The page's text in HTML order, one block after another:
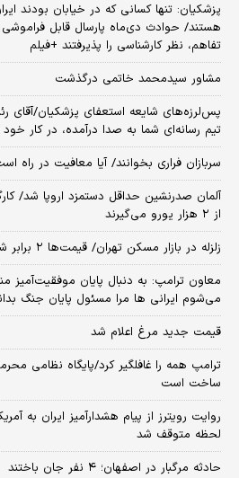
پزشکیان: تنها کسانی که در خیابان بودند
هستند/ حوادث دی‌ماه پارسال قابل
تفاهم، نظر کارشناسی را پذیرفتند +فیلم
مشاور سیدمحمد خاتمی درگذشت
پس‌لرزه‌های شایعه استعفای پزشکیان/آقای
تیم رسانه‌ای شما به صدا درآمده، در کار
سربازان فراری بخوانند/ آیا معافیت در راه
آلمان صدرنشین حداقل دستمزد اروپا شد/
از ۲ هزار یورو می‌گیرند
زلزله در بازار مسکن تهران/ قیمت‌ها ۲ برابر شد، خریدار ناپدید شد
معاون ترامپ: به دنبال پایان موفقیت‌آمیز
می‌شوم ایرانی ها مرا مسئول پایان جنگ
قیمت جدید مرغ اعلام شد
ترامپ همه را غافلگیر کرد/پایگاه نظامی
ساخت است
روایت رویترز از پیام هشدارآمیز ایران به
لحظه متوقف شد
حادثه مرگبار در اصفهان؛ ۴ نفر جان باختند